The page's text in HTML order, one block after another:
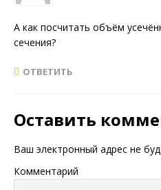
А как посчитать объём
сечения?
ОТВЕТИТЬ
Оставить
Ваш электронный адрес не
Комментарий